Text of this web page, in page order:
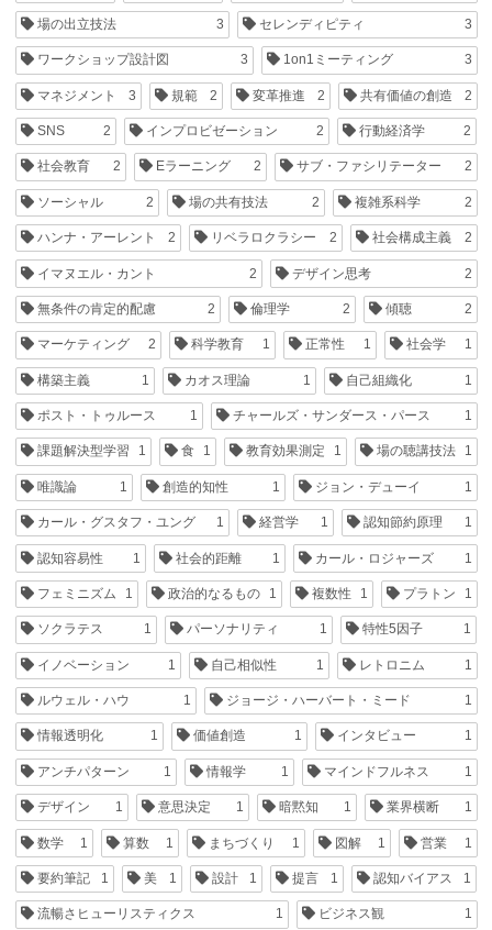
場の出立技法 3 セレンディピティ 3
ワークショップ設計図 3 1on1ミーティング 3
マネジメント 3 規範 2 変革推進 2 共有価値の創造 2
SNS 2 インプロビゼーション 2 行動経済学 2
社会教育 2 Eラーニング 2 サブ・ファシリテーター 2
ソーシャル 2 場の共有技法 2 複雑系科学 2
ハンナ・アーレント 2 リベラロクラシー 2 社会構成主義 2
イマヌエル・カント 2 デザイン思考 2
無条件の肯定的配慮 2 倫理学 2 傾聴 2
マーケティング 2 科学教育 1 正常性 1 社会学 1
構築主義 1 カオス理論 1 自己組織化 1
ポスト・トゥルース 1 チャールズ・サンダース・パース 1
課題解決型学習 1 食 1 教育効果測定 1 場の聴講技法 1
唯識論 1 創造的知性 1 ジョン・デューイ 1
カール・グスタフ・ユング 1 経営学 1 認知節約原理 1
認知容易性 1 社会的距離 1 カール・ロジャーズ 1
フェミニズム 1 政治的なるもの 1 複数性 1 プラトン 1
ソクラテス 1 パーソナリティ 1 特性5因子 1
イノベーション 1 自己相似性 1 レトロニム 1
ルウェル・ハウ 1 ジョージ・ハーバート・ミード 1
情報透明化 1 価値創造 1 インタビュー 1
アンチパターン 1 情報学 1 マインドフルネス 1
デザイン 1 意思決定 1 暗黙知 1 業界横断 1
数学 1 算数 1 まちづくり 1 図解 1 営業 1
要約筆記 1 美 1 設計 1 提言 1 認知バイアス 1
流暢さヒューリスティクス 1 ビジネス観 1